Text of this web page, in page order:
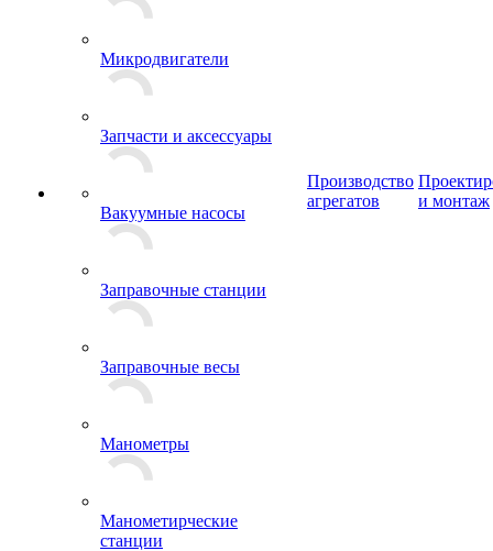
Микродвигатели
Запчасти и аксессуары
Вакуумные насосы
Заправочные станции
Заправочные весы
Манометры
Манометирческие
станции
Производство
агрегатов
и монтаж